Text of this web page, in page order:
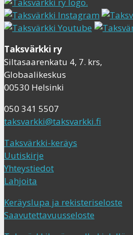
Taksvärkki ry
Siltasaarenkatu 4, 7. krs,
Globaalikeskus
00530 Helsinki
050 341 5507
taksvarkki@taksvarkki.fi
Taksvärkki-keräys
Uutiskirje
Yhteystiedot
Lahjoita
Keräyslupa ja rekisteriseloste
Saavutettavuusseloste